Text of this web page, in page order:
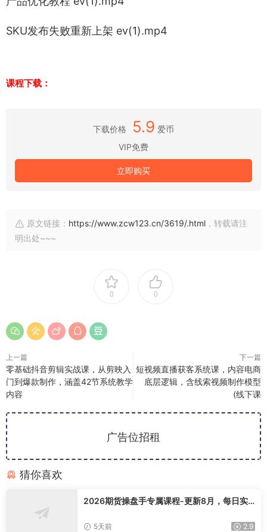
SKU发布失败重新上架 ev(1).mp4
课程下载：
下载价格 5.9 爱币
VIP免费
立即购买
原文链接： https://www.zcw123.cn/3619/.html ，转载请注
明出处~~~
0 0
上一篇
零基础抖音剪辑实战课，从剪映入
门到爆款制作，涵盖42节系统教学
内容
下一篇
短视频直播获客系统课，内容电商
底层逻辑，含线索视频制作模型
(线下课
广告位招租
猜你喜欢
2026期货操盘手专属课程-更新8月，每日实
5天前 2.9